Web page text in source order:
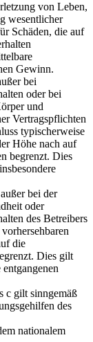
von Leben,
wesentlicher
Schäden, die auf
Gewinn.
bei
oder bei
und
Vertragspflichten
typischerweise
Höhe nach auf
begrenzt. Dies
bei der
oder
des Betreibers
die
Dies gilt
c gilt sinngemäß
des
nationalem